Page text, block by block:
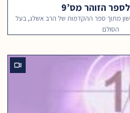
הזוהר מס’9
מתוך ספר ההקדמות של הרב אשלג, בעל
הסולם